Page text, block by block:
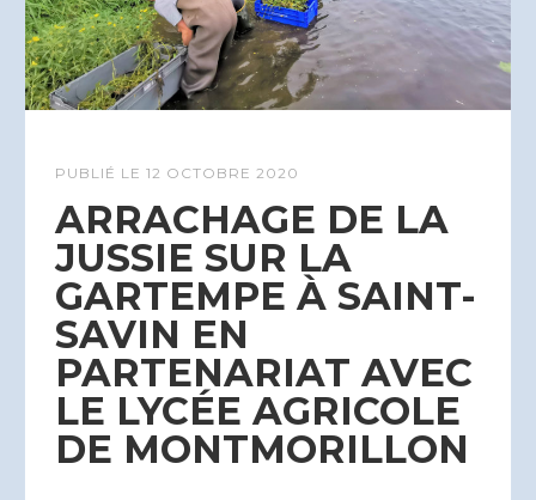
PUBLIÉ LE 12 OCTOBRE 2020
ARRACHAGE DE LA
JUSSIE SUR LA
GARTEMPE À SAINT-
SAVIN EN
PARTENARIAT AVEC
LE LYCÉE AGRICOLE
DE MONTMORILLON